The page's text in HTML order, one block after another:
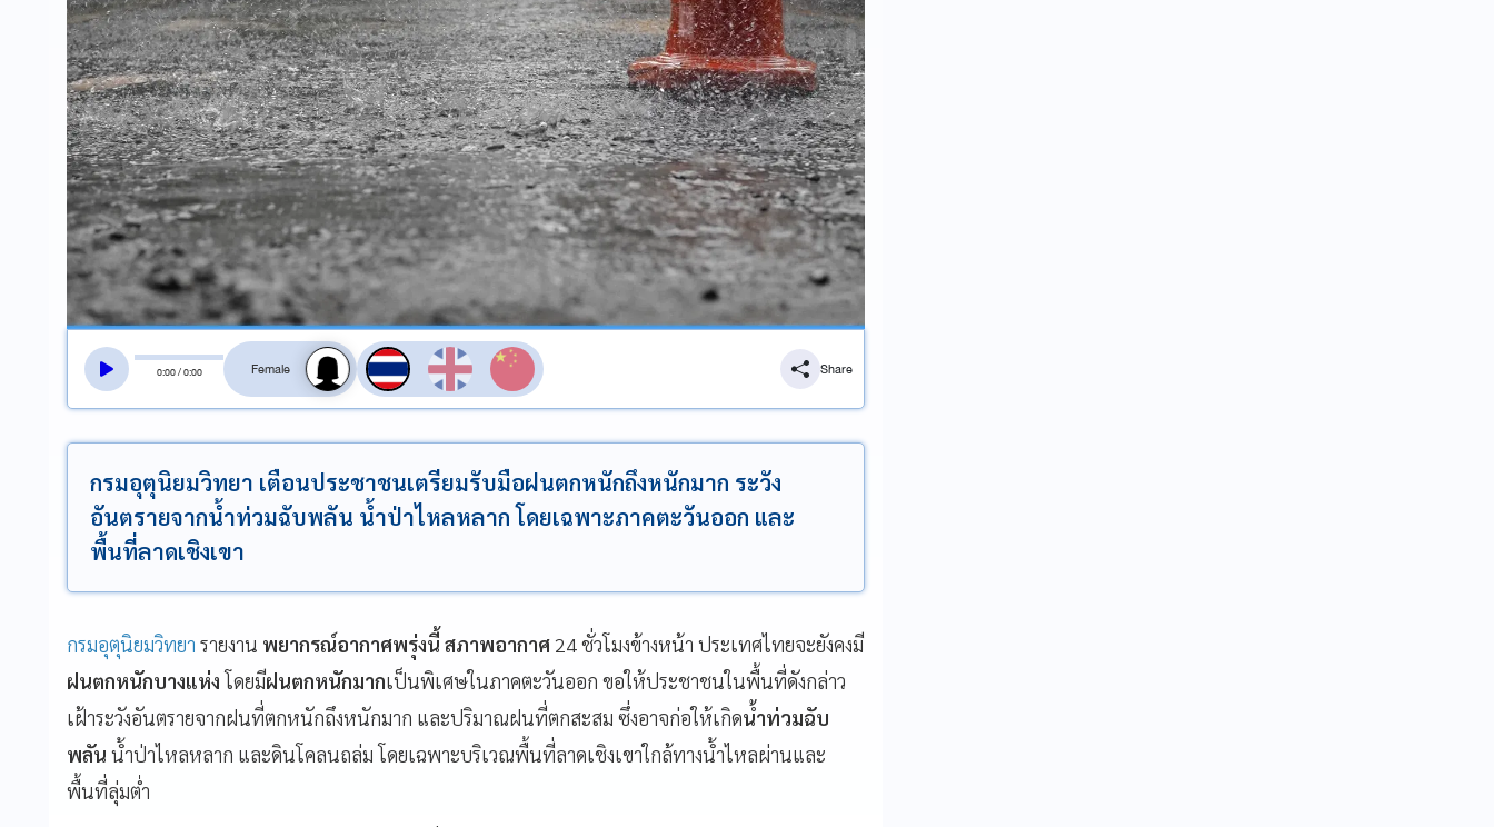
0:00/0:00
สลับเสียงอ่าน
Share
กรมอุตุนิยมวิทยา เตือนประชาชนเตรียมรับมือฝนตกหนักถึงหนักมาก ระวัง
อันตรายจากน้ำท่วมฉับพลัน น้ำป่าไหลหลาก โดยเฉพาะภาคตะวันออก และ
พื้นที่ลาดเชิงเขา
กรมอุตุนิยมวิทยา รายงาน พยากรณ์อากาศพรุ่งนี้ สภาพอากาศ 24 ชั่วโมงข้างหน้า ประเทศไทยจะยังคงมี
ฝนตกหนักบางแห่งโดยมีฝนตกหนักมากเป็นพิเศษในภาคตะวันออก ขอให้ประชาชนในพื้นที่ดังกล่าว
เฝ้าระวังอันตรายจากฝนที่ตกหนักถึงหนักมาก และปริมาณฝนที่ตกสะสม ซึ่งอาจก่อให้เกิดน้ำท่วมฉับ
พลัน น้ำป่าไหลหลาก และดินโคลนถล่ม โดยเฉพาะบริเวณพื้นที่ลาดเชิงเขาใกล้ทางน้ำไหลผ่านและ
พื้นที่ลุ่มต่ำ